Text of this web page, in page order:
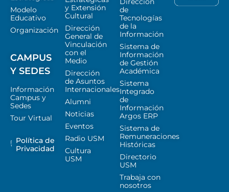
Modelo
Educativo
Organización
CAMPUS
Y SEDES
Información
Campus y
Sedes
Tour Virtual
Política de
Privacidad
y Extensión
Cultural
Dirección
General de
Vinculación
con el
Medio
Dirección
de Asuntos
Internacionales
Alumni
Noticias
Eventos
Radio USM
Cultura
USM
de
Tecnologías
de la
Información
Sistema de
Información
de Gestión
Académica
Sistema
Integrado
de
Información
Argos ERP
Sistema de
Remuneraciones
Históricas
Directorio
USM
Trabaja con
nosotros